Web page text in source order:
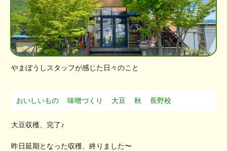
やまぼうしスタッフが感じた日々のこと
おいしいもの 味噌づくり 大豆 秋 長野校
大豆収穫、完了♪
昨日延期となった収穫、終りました〜